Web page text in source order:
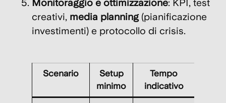
Monitoraggio e ottimizzazione: KPI, test
creativi, media planning(pianificazione
investimenti) e protocollo di crisis.
Scenario
Setup
minimo
Tempo
indicativo